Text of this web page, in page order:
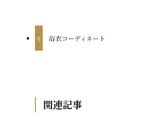
浴衣コーディネート
関連記事